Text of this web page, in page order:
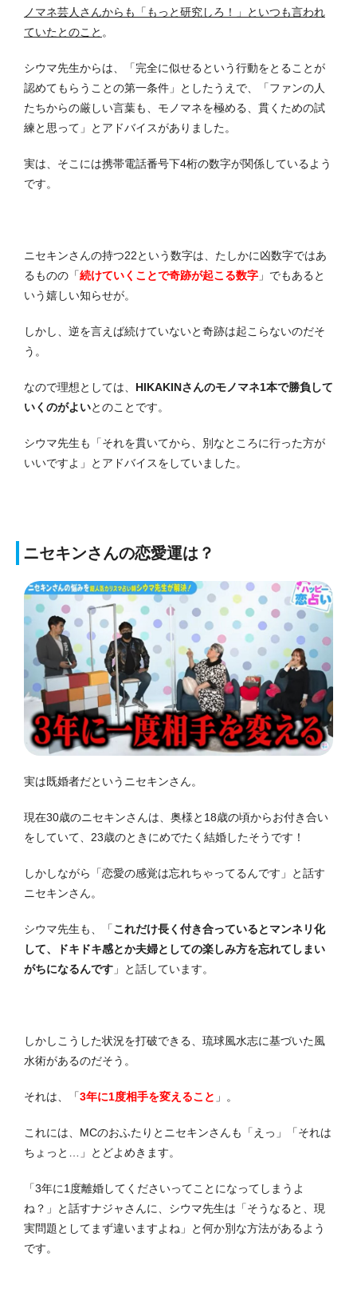
ノマネ芸人さんからも「もっと研究しろ！」といつも言われ
ていたとのこと 。
シウマ先生からは、「完全に似せるという行動をとることが
認めてもらうことの第一条件」としたうえで、「ファンの人
たちからの厳しい言葉も、モノマネを極める、貫くための試
練と思って」とアドバイスがありました。
実は、そこには携帯電話番号下4桁の数字が関係しているよう
です。
ニセキンさんの持つ22という数字は、たしかに凶数字ではあ
るものの「続けていくことで奇跡が起こる数字 」でもあると
いう嬉しい知らせが。
しかし、逆を言えば続けていないと奇跡は起こらないのだそ
う。
なので理想としては、 HIKAKINさんのモノマネ1本で勝負して
いくのがよいとのことです。
シウマ先生も「それを貫いてから、別なところに行った方が
いいですよ」とアドバイスをしていました。
ニセキンさんの恋愛運は？
実は既婚者だというニセキンさん。
現在30歳のニセキンさんは、奥様と18歳の頃からお付き合い
をしていて、23歳のときにめでたく結婚したそうです！
しかしながら「恋愛の感覚は忘れちゃってるんです」と話す
ニセキンさん。
シウマ先生も、「これだけ長く付き合っているとマンネリ化
して、ドキドキ感とか夫婦としての楽しみ方を忘れてしまい
がちになるんです 」と話しています。
しかしこうした状況を打破できる、琉球風水志に基づいた風
水術があるのだそう。
それは、「3年に1度相手を変えること 」。
これには、MCのおふたりとニセキンさんも「えっ」「それは
ちょっと…」とどよめきます。
「3年に1度離婚してくださいってことになってしまうよ
ね？」と話すナジャさんに、シウマ先生は「そうなると、現
実問題としてまず違いますよね」と何か別な方法があるよう
です。